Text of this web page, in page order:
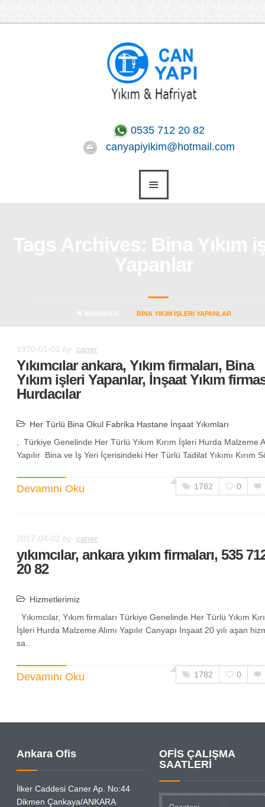
0535 712 20 82
canyapiyikim@hotmail.com
BINA YIKIM IŞLERI YAPANLAR
1970-01-01 by caner
Yıkımcılar ankara, Yıkım firmaları, Bina
Yıkım işleri Yapanlar, İnşaat Yıkım
Hurdacılar
Her Türlü Bina Okul Fabrika Hastane İnşaat Yıkımları
, Türkiye Genelinde Her Türlü Yıkım Kırım İşleri Hurda Malzeme
Yapılır Bina ve İş Yeri İçerisindeki Her Türlü Tadilat Yıkımı Kırım
Devamını Oku 1782 0
2017-04-02 by caner
yıkımcılar, ankara yıkım firmaları, 535
20 82
Hizmetlerimiz
Yıkımcılar, Yıkım firmaları Türkiye Genelinde Her Türlü Yıkım
İşleri Hurda Malzeme Alımı Yapılır Canyapı İnşaat 20 yılı aşan
sa..
Devamını Oku 1782 0
Ankara Ofis
İlker Caddesi Caner Ap. No:44
Dikmen Çankaya/ANKARA
OFİS ÇALIŞMA
SAATLERİ